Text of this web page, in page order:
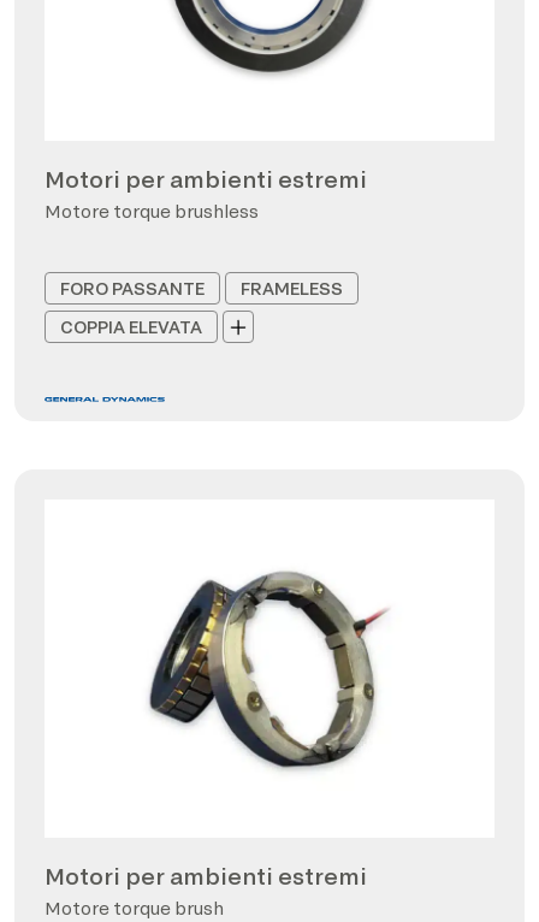
Motori per ambienti estremi
Motore torque brushless
FORO PASSANTE
FRAMELESS
COPPIA ELEVATA
Motori per ambienti estremi
Motore torque brush